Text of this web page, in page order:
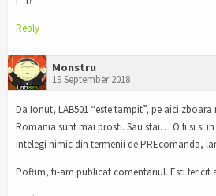
Reply
Monstru
19 September 2018
Da Ionut, LAB501 “este tampit”, pe aici
Romania sunt mai prosti. Sau stai… O fi si si
intelegi nimic din termenii de PREcomanda,
Poftim, ti-am publicat comentariul. Esti fericit